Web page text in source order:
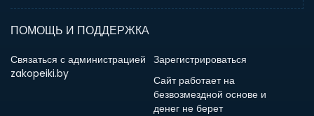
ПОМОЩЬ И ПОДДЕРЖКА
Связаться с администрацией
zakopeiki.by
Зарегистрироваться
Сайт работает на
безвозмездной основе и
денег не берет